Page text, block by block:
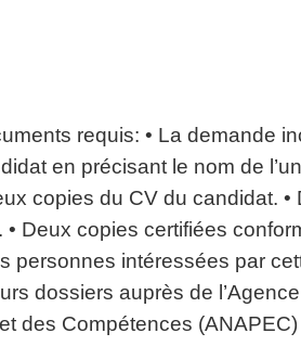
requis: • La demande
en précisant le nom de
copies du CV du candidat.
Deux copies certifiées
personnes intéressées par
dossiers auprès de
des Compétences